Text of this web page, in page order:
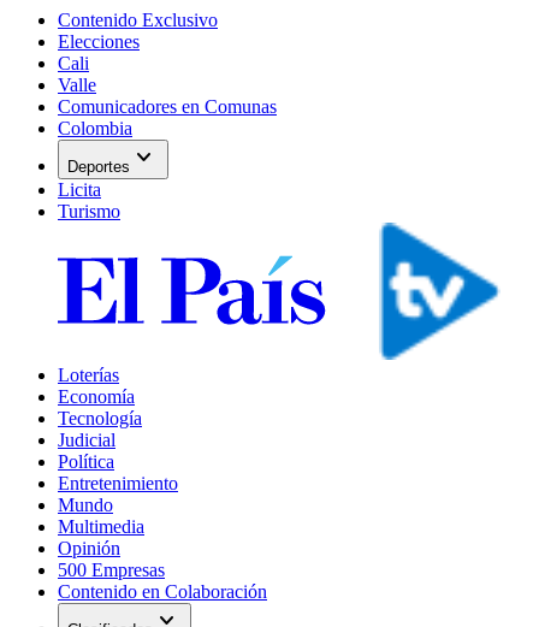
Contenido Exclusivo
Elecciones
Cali
Valle
Comunicadores en Comunas
Colombia
Deportes expand_more
Licita
Turismo
Loterías
Economía
Tecnología
Judicial
Política
Entretenimiento
Mundo
Multimedia
Opinión
500 Empresas
Contenido en Colaboración